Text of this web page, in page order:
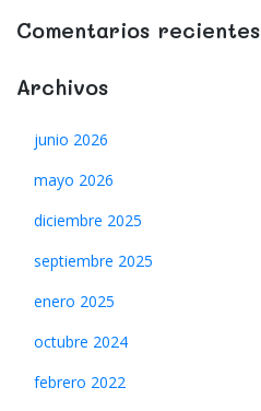
Comentarios recientes
Archivos
junio 2026
mayo 2026
diciembre 2025
septiembre 2025
enero 2025
octubre 2024
febrero 2022